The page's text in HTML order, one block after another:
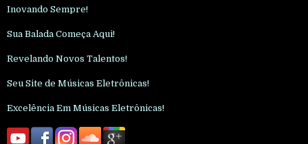
Inovando Sempre!
Sua Balada Começa Aqui!
Revelando Novos Talentos!
Seu Site de Músicas Eletrônicas!
Excelência Em Músicas Eletrônicas!